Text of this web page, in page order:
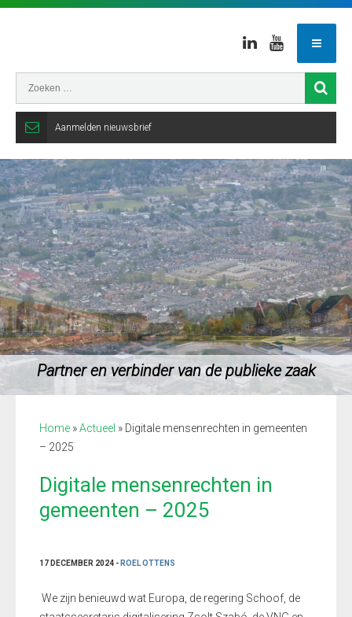
LinkedinYoutube
Aanmelden nieuwsbrief
Partner en verbinder van de publieke zaak
Home »Actueel » Digitale mensenrechten in gemeenten
– 2025
Digitale mensenrechten in
gemeenten – 2025
17 DECEMBER 2024 - ROEL OTTENS
We zijn benieuwd wat Europa, de regering Schoof, de